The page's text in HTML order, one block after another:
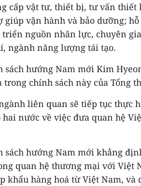
cấp vật tư, thiết bị, tư vấn thiết
vận hành và bảo dưỡng;
nguồn nhân lực, chuyên
ngành năng lượng tái tạo.
sách hướng Nam mới Kim
chính sách này của Tổng
liên quan sẽ tiếp tục thực
nước về việc đưa quan hệ
sách hướng Nam mới khẳng
quan hệ thương mại với Việt
khẩu hàng hoá từ Việt Nam, và